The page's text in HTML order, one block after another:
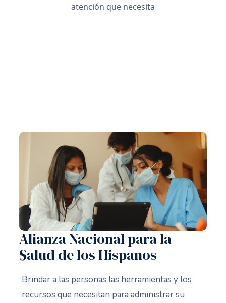
atención que necesita
Alianza Nacional para la
Salud de los Hispanos
Brindar a las personas las herramientas y los
recursos que necesitan para administrar su